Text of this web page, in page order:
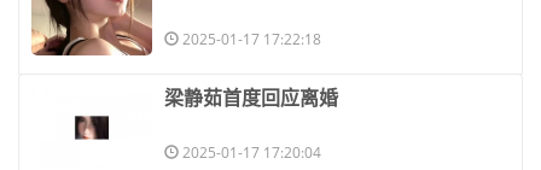
2025-01-17 17:22:18
​梁静茹首度回应离婚
2025-01-17 17:20:04